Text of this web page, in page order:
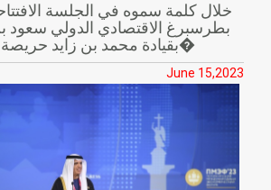
خلال كلمة سموه في الجلسة
بطرسبرغ الاقتصادي الدولي سعود
بقيادة محمد بن زايد حريصة على تعزيز علاقا�
June 15,2023